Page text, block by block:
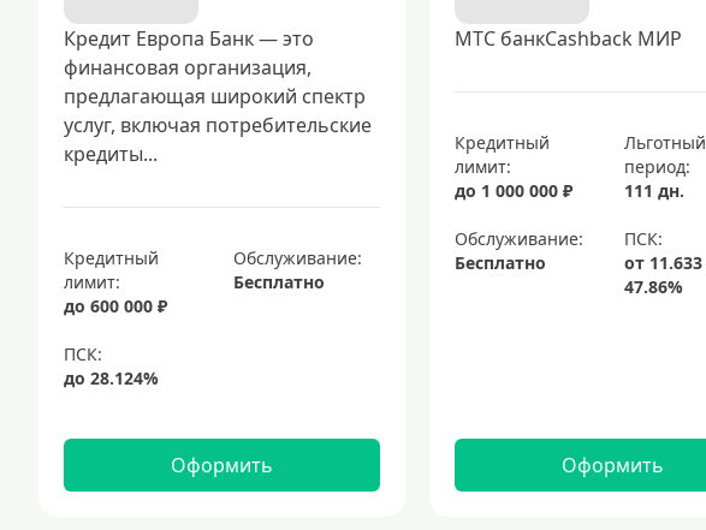
Кредит Европа Банк — это
финансовая организация,
предлагающая широкий спектр
услуг, включая потребительские
кредиты...
Кредитный
лимит:
до 600 000 ₽
Обслуживание:
Бесплатно
Оформить
МТС банкCashback МИР
Кредитный
лимит:
до 1 000 000 ₽
Льготный
период:
111 дн.
Обслуживание:
Бесплатно
Оформить